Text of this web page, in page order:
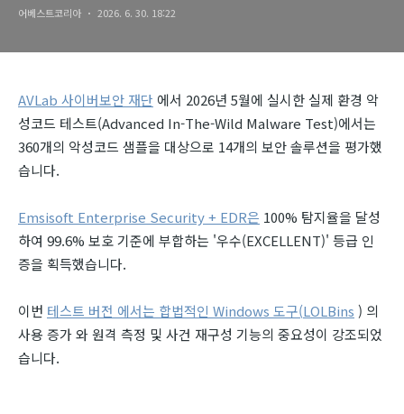
어베스트코리아 2026. 6. 30. 18:22
AVLab 사이버보안 재단 에서 2026년 5월에 실시한 실제 환경 악
성코드 테스트(Advanced In-The-Wild Malware Test)에서는
360개의 악성코드 샘플을 대상으로 14개의 보안 솔루션을 평가했
습니다.
Emsisoft Enterprise Security + EDR은 100% 탐지율을 달성
하여 99.6% 보호 기준에 부합하는 '우수(EXCELLENT)' 등급 인
증을 획득했습니다.
이번 테스트 버전 에서는 합법적인 Windows 도구(LOLBins ) 의
사용 증가 와 원격 측정 및 사건 재구성 기능의 중요성이 강조되었
습니다.